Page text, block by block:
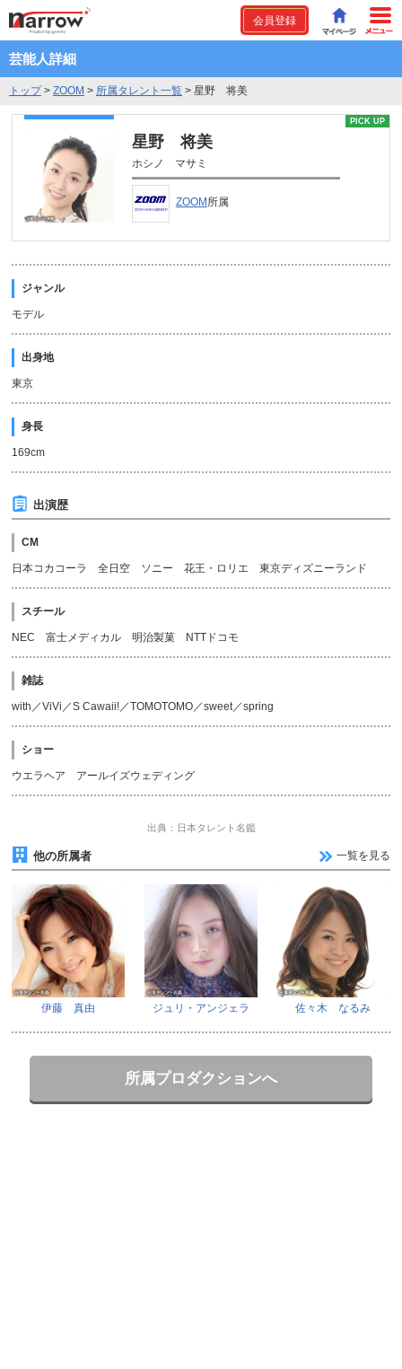
会員登録
芸能人詳細
トップ> ZOOM > 所属タレント一覧 > 星野 将美
PICK UP
星野 将美
ホシノ マサミ
ZOOM 所属
ジャンル
モデル
出身地
東京
身長
169cm
出演歴
CM
日本コカコーラ 全日空 ソニー 花王・ロリエ 東京ディズニーランド
スチール
NEC 富士メディカル 明治製菓 NTTドコモ
雑誌
with／ViVi／S Cawaii!／TOMOTOMO／sweet／spring
ショー
ウエラヘア アールイズウェディング
出典：日本タレント名鑑
他の所属者 一覧を見る
伊藤 真由 ジュリ・アンジェラ 佐々木 なるみ
所属プロダクションへ